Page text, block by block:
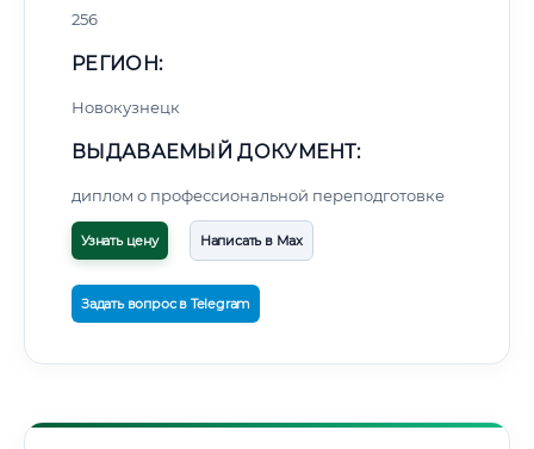
256
РЕГИОН:
Новокузнецк
ВЫДАВАЕМЫЙ ДОКУМЕНТ:
диплом о профессиональной переподготовке
Узнать цену Написать в Max
Задать вопрос в Telegram